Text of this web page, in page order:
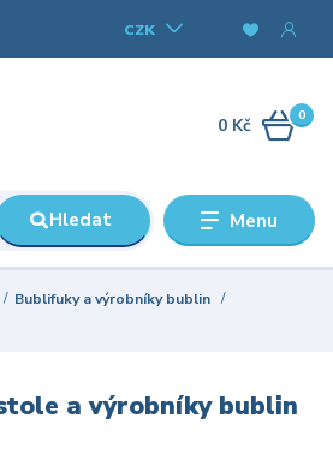
Menu
CZK
Hledat
0
0 Kč
Bublifuky a výrobníky bublin
a výrobníky bublin